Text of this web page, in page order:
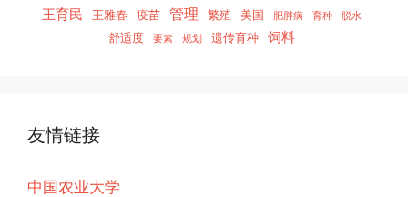
王育民 王雅春 疫苗 管理 繁殖 美国 肥胖病 育种 脱水
舒适度 要素 规划 遗传育种 饲料
友情链接
中国农业大学